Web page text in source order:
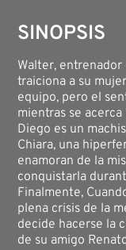
SINOPSIS
Walter,
traiciona a su
equipo, pero el
mientras se
Diego es un
Chiara, una
enamoran de la
conquistarla
Finalmente,
plena crisis de la
decide hacerse la
de su amigo